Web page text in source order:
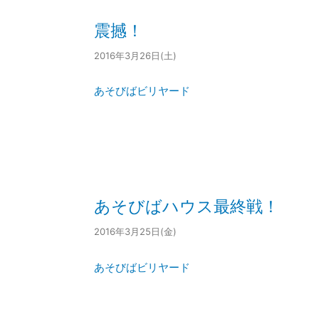
震撼！
2016年3月26日(土)
あそびばビリヤード
あそびばハウス最終戦！
2016年3月25日(金)
あそびばビリヤード